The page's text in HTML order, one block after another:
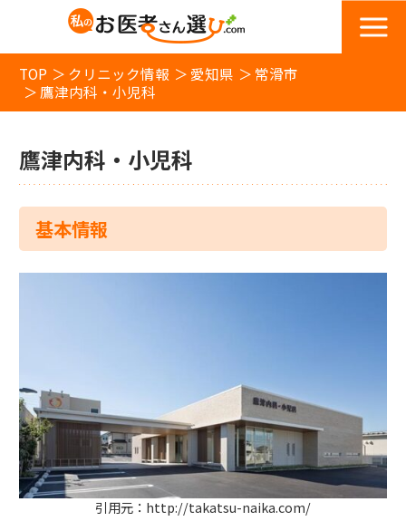
TOP クリニック情報 愛知県
常滑市
鷹津内科・小児科
鷹津内科・小児科
基本情報
引用元：http://takatsu-naika.com/